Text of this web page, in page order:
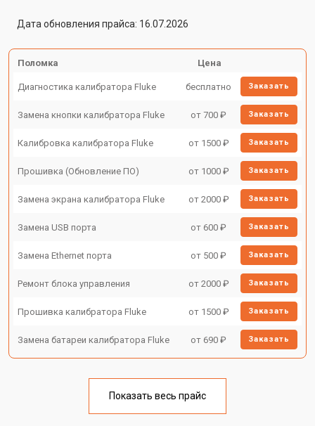
Дата обновления прайса: 16.07.2026
Поломка Цена
Диагностика калибратора Fluke бесплатно Заказать
Замена кнопки калибратора Fluke от 700 ₽ Заказать
Калибровка калибратора Fluke от 1500 ₽ Заказать
Прошивка (Обновление ПО) от 1000 ₽ Заказать
Замена экрана калибратора Fluke от 2000 ₽ Заказать
Замена USB порта от 600 ₽ Заказать
Замена Ethernet порта от 500 ₽ Заказать
Ремонт блока управления от 2000 ₽ Заказать
Прошивка калибратора Fluke от 1500 ₽ Заказать
Замена батареи калибратора Fluke от 690 ₽ Заказать
Показать весь прайс